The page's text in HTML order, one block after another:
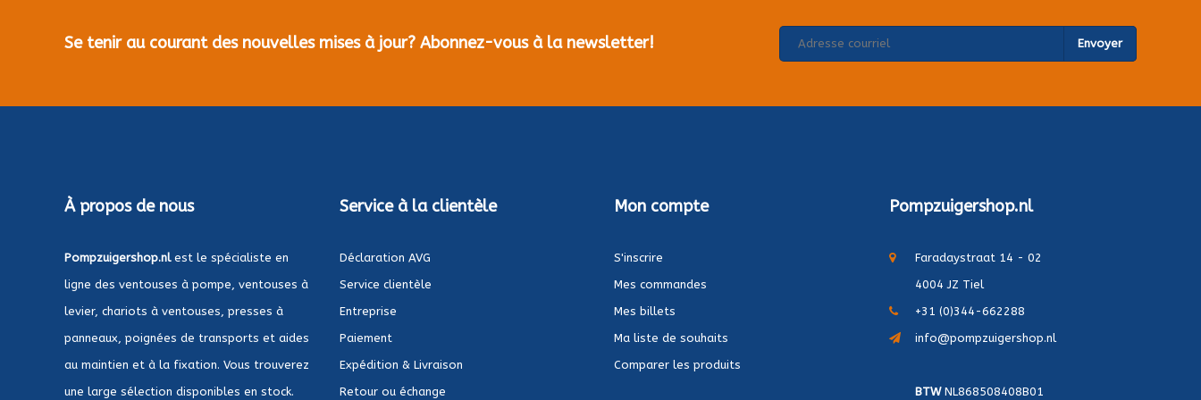
Se tenir au courant des nouvelles mises à jour? Abonnez-vous à la newsletter! Envoyer
À propos de nous
Pompzuigershop.nlest le spécialiste en
ligne des ventouses à pompe, ventouses à
levier, chariots à ventouses, presses à
panneaux, poignées de transports et aides
au maintien et à la fixation. Vous trouverez
une large sélection disponibles en stock.
Service à la clientèle
Déclaration AVG
Service clientèle
Entreprise
Paiement
Expédition & Livraison
Retour ou échange
Mon compte
S'inscrire
Mes commandes
Mes billets
Ma liste de souhaits
Comparer les produits
Pompzuigershop.nl
Faradaystraat 14 - 02
4004 JZ Tiel
+31 (0)344-662288
info@pompzuigershop.nl
BTWNL868508408B01